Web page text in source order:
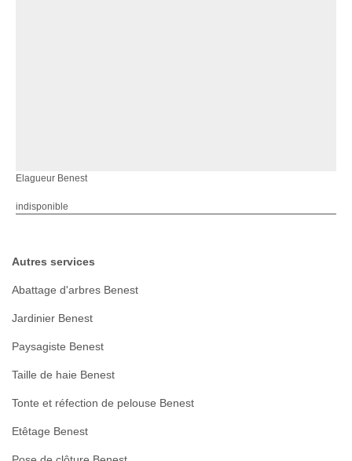
Elagueur Benest
indisponible
Autres services
Abattage d'arbres Benest
Jardinier Benest
Paysagiste Benest
Taille de haie Benest
Tonte et réfection de pelouse Benest
Etêtage Benest